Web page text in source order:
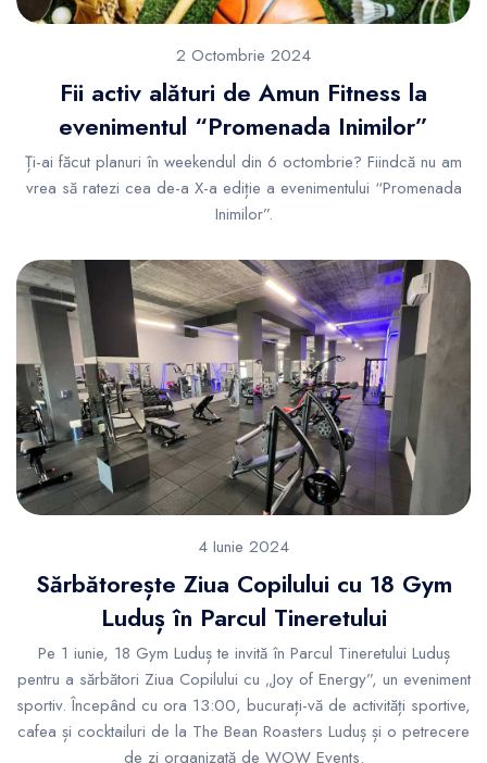
2 Octombrie 2024
Fii activ alături de Amun Fitness la
evenimentul “Promenada Inimilor”
Ți-ai făcut planuri în weekendul din 6 octombrie? Fiindcă nu am
vrea să ratezi cea de-a X-a ediție a evenimentului “Promenada
Inimilor”.
4 Iunie 2024
Sărbătorește Ziua Copilului cu 18 Gym
Luduș în Parcul Tineretului
Pe 1 iunie, 18 Gym Luduș te invită în Parcul Tineretului Luduș
pentru a sărbători Ziua Copilului cu „Joy of Energy”, un eveniment
sportiv. Începând cu ora 13:00, bucurați-vă de activități sportive,
cafea și cocktailuri de la The Bean Roasters Luduș și o petrecere
de zi organizată de WOW Events.